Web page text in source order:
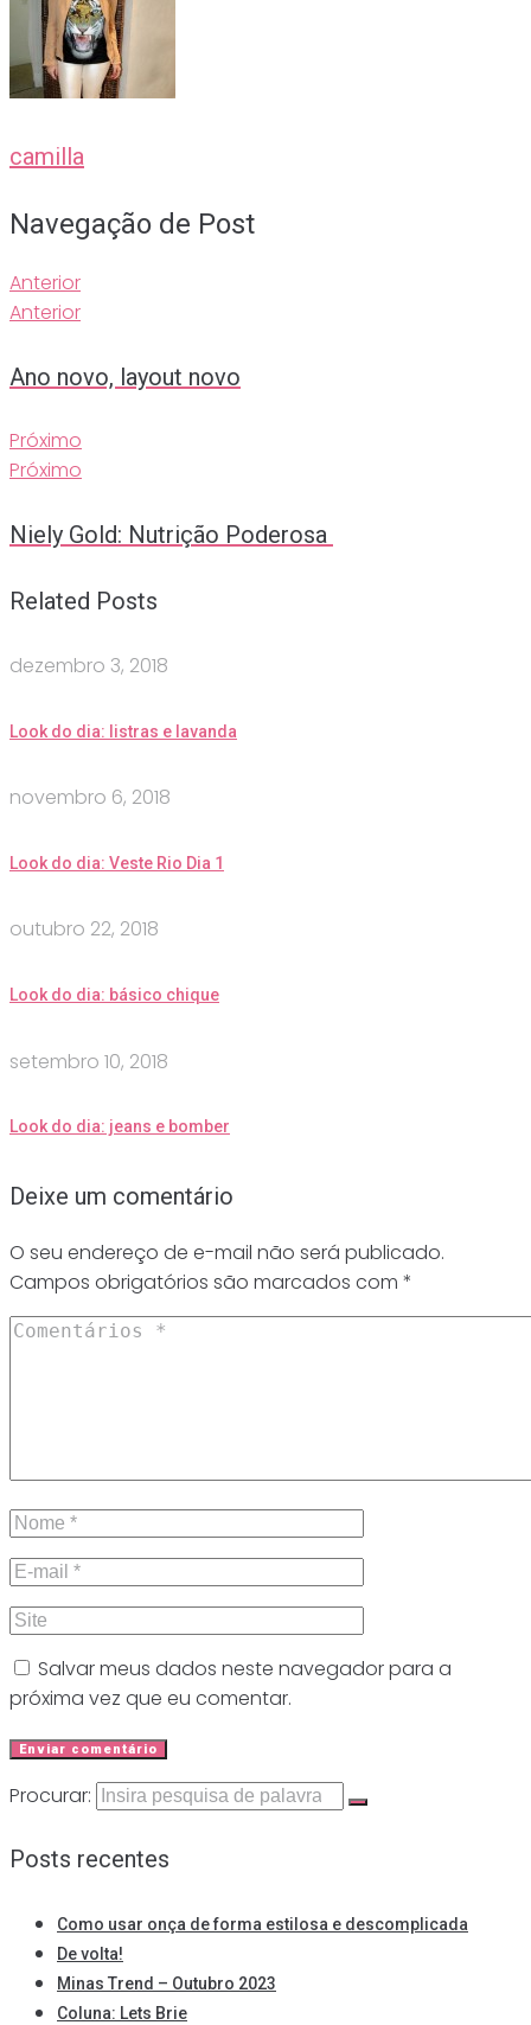
camilla
Navegação de Post
Anterior
Anterior
Ano novo, layout novo
Próximo
Próximo
Niely Gold: Nutrição Poderosa
Related Posts
dezembro 3, 2018
Look do dia: listras e lavanda
novembro 6, 2018
Look do dia: Veste Rio Dia 1
outubro 22, 2018
Look do dia: básico chique
setembro 10, 2018
Look do dia: jeans e bomber
Deixe um comentário
O seu endereço de e-mail não será publicado.
Campos obrigatórios são marcados com *
Salvar meus dados neste navegador para a
próxima vez que eu comentar.
Procurar:
Posts recentes
Como usar onça de forma estilosa e descomplicada
De volta!
Minas Trend – Outubro 2023
Coluna: Lets Brie